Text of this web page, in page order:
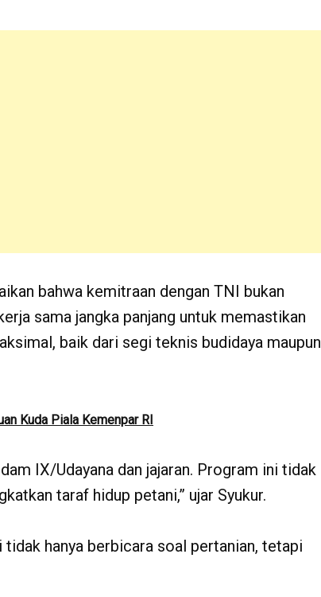
bahwa kemitraan dengan TNI bukan
sama jangka panjang untuk memastikan
baik dari segi teknis budidaya maupun
Kuda Piala Kemenpar RI
IX/Udayana dan jajaran. Program ini tidak
taraf hidup petani,” ujar Syukur.
hanya berbicara soal pertanian, tetapi